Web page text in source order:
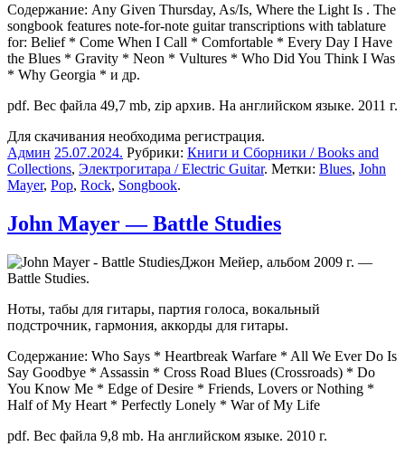
Содержание: Any Given Thursday, As/Is, Where the Light Is . The
songbook features note-for-note guitar transcriptions with tablature
for: Belief * Come When I Call * Comfortable * Every Day I Have
the Blues * Gravity * Neon * Vultures * Who Did You Think I Was
* Why Georgia * и др.
pdf. Вес файла 49,7 mb, zip архив. На английском языке. 2011 г.
Для скачивания необходима регистрация.
Админ 25.07.2024. Рубрики: Книги и Сборники / Books and
Collections, Электрогитара / Electric Guitar. Метки: Blues, John
Mayer, Pop, Rock, Songbook.
John Mayer — Battle Studies
Джон Мейер, альбом 2009 г. —
Battle Studies.
Ноты, табы для гитары, партия голоса, вокальный
подстрочник, гармония, аккорды для гитары.
Содержание: Who Says * Heartbreak Warfare * All We Ever Do Is
Say Goodbye * Assassin * Cross Road Blues (Crossroads) * Do
You Know Me * Edge of Desire * Friends, Lovers or Nothing *
Half of My Heart * Perfectly Lonely * War of My Life
pdf. Вес файла 9,8 mb. На английском языке. 2010 г.